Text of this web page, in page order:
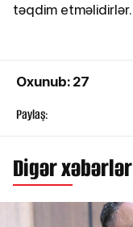
təqdim etməlidirlər.
Oxunub: 27
Paylaş:
Digər xəbərlər